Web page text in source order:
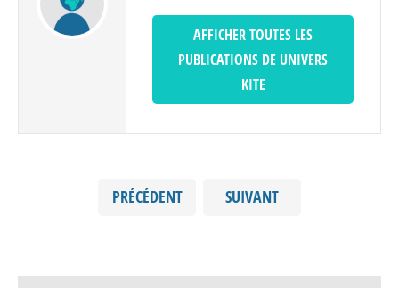
AFFICHER TOUTES LES
PUBLICATIONS DE UNIVERS
KITE
PRÉCÉDENT SUIVANT